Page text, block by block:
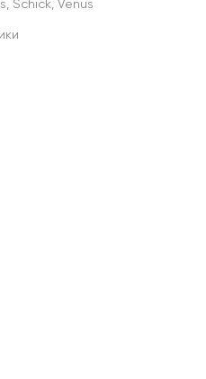
Schick, Venus